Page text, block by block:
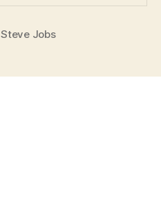
,Steve Jobs